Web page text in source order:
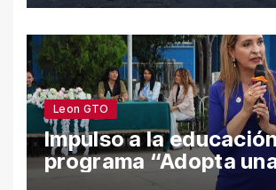
Leon GTO
Impulso a la
programa “Adopta
Escuela” fortalece el